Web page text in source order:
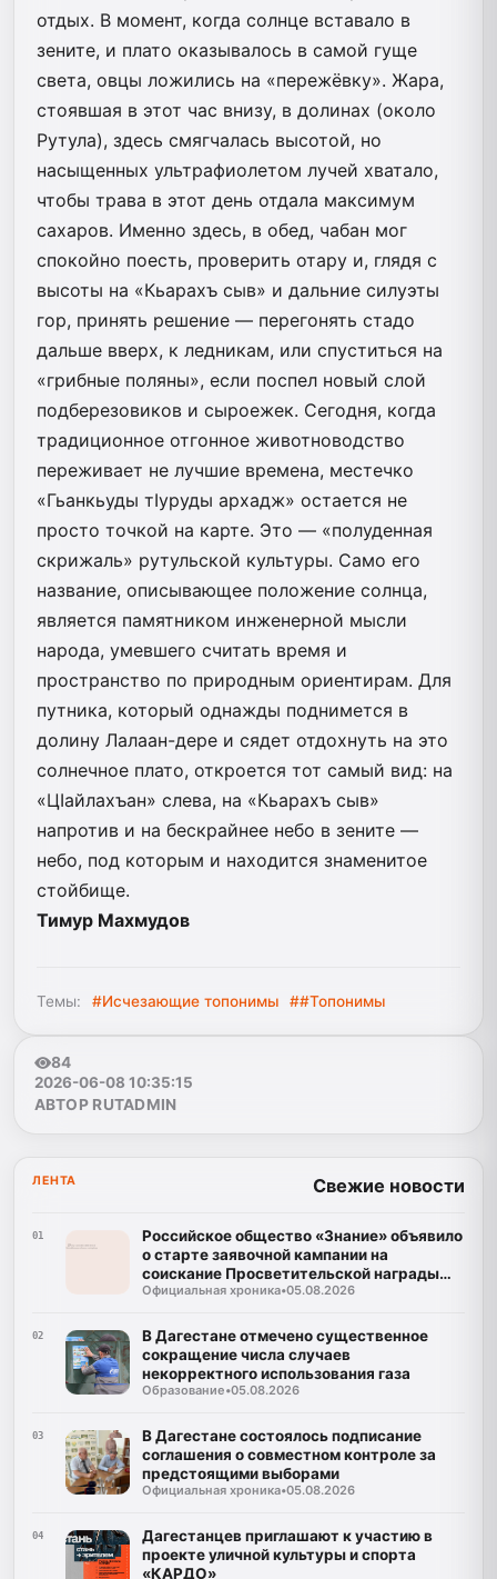
отдых. В момент, когда солнце вставало в
зените, и плато оказывалось в самой гуще
света, овцы ложились на «пережёвку». Жара,
стоявшая в этот час внизу, в долинах (около
Рутула), здесь смягчалась высотой, но
насыщенных ультрафиолетом лучей хватало,
чтобы трава в этот день отдала максимум
сахаров. Именно здесь, в обед, чабан мог
спокойно поесть, проверить отару и, глядя с
высоты на «Кьарахъ сыв» и дальние силуэты
гор, принять решение — перегонять стадо
дальше вверх, к ледникам, или спуститься на
«грибные поляны», если поспел новый слой
подберезовиков и сыроежек. Сегодня, когда
традиционное отгонное животноводство
переживает не лучшие времена, местечко
«Гьанкьуды тIуруды архадж» остается не
просто точкой на карте. Это — «полуденная
скрижаль» рутульской культуры. Само его
название, описывающее положение солнца,
является памятником инженерной мысли
народа, умевшего считать время и
пространство по природным ориентирам. Для
путника, который однажды поднимется в
долину Лалаан-дере и сядет отдохнуть на это
солнечное плато, откроется тот самый вид: на
«ЦӀайлахъан» слева, на «Кьарахъ сыв»
напротив и на бескрайнее небо в зените —
небо, под которым и находится знаменитое
стойбище.
Тимур Махмудов
Темы: #Исчезающие топонимы ##Топонимы
84
2026-06-08 10:35:15
АВТОР RUTADMIN
ЛЕНТА Свежие новости
01
Российское общество «Знание» объявило
о старте заявочной кампании на
соискание Просветительской награды
«Знание. Премия-2026»
Официальная хроника•05.08.2026
02
В Дагестане отмечено существенное
сокращение числа случаев
некорректного использования газа
Образование•05.08.2026
03
В Дагестане состоялось подписание
соглашения о совместном контроле за
предстоящими выборами
Официальная хроника•05.08.2026
04
Дагестанцев приглашают к участию в
проекте уличной культуры и спорта
«КАРДО»